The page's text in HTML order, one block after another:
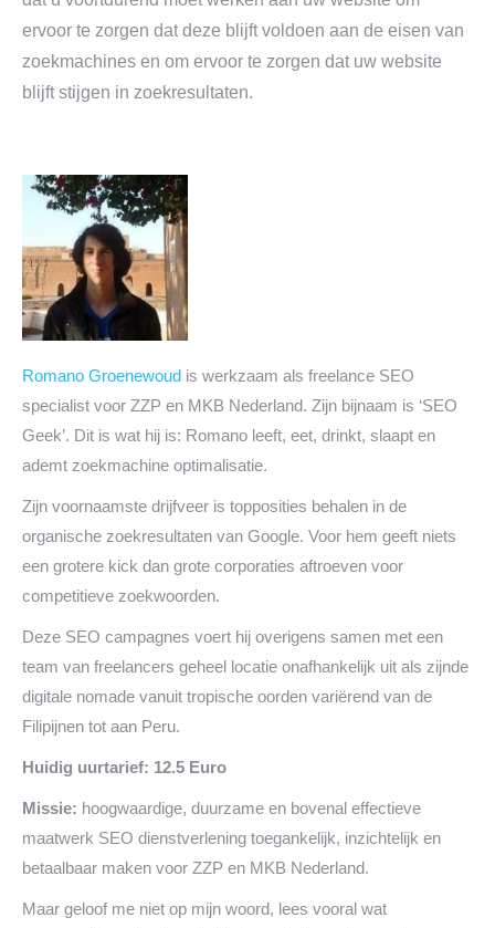
ervoor te zorgen dat deze blijft voldoen aan de eisen van
zoekmachines en om ervoor te zorgen dat uw website
blijft stijgen in zoekresultaten.
Romano Groenewoud is werkzaam als freelance SEO
specialist voor ZZP en MKB Nederland. Zijn bijnaam is ‘SEO
Geek’. Dit is wat hij is: Romano leeft, eet, drinkt, slaapt en
ademt zoekmachine optimalisatie.
Zijn voornaamste drijfveer is topposities behalen in de
organische zoekresultaten van Google. Voor hem geeft niets
een grotere kick dan grote corporaties aftroeven voor
competitieve zoekwoorden.
Deze SEO campagnes voert hij overigens samen met een
team van freelancers geheel locatie onafhankelijk uit als zijnde
digitale nomade vanuit tropische oorden variërend van de
Filipijnen tot aan Peru.
Huidig uurtarief: 12.5 Euro
Missie: hoogwaardige, duurzame en bovenal effectieve
maatwerk SEO dienstverlening toegankelijk, inzichtelijk en
betaalbaar maken voor ZZP en MKB Nederland.
Maar geloof me niet op mijn woord, lees vooral wat